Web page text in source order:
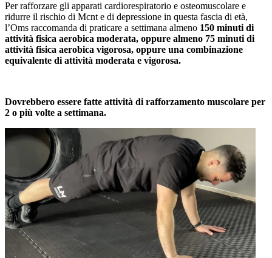
Per rafforzare gli apparati cardiorespiratorio e osteomuscolare e
ridurre il rischio di Mcnt e di depressione in questa fascia di età,
l’Oms raccomanda di praticare a settimana almeno 150 minuti di
attività fisica aerobica moderata, oppure almeno 75 minuti di
attività fisica aerobica vigorosa, oppure una combinazione
equivalente di attività moderata e vigorosa.
Dovrebbero essere fatte attività di rafforzamento muscolare per
2 o più volte a settimana.